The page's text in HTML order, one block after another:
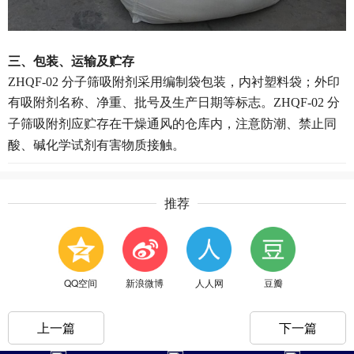
三、包装、运输及贮存
ZHQF-02 分子筛吸附剂采用编制袋包装，内衬塑料袋；外印
有吸附剂名称、净重、批号及生产日期等标志。ZHQF-02 分
子筛吸附剂应贮存在干燥通风的仓库内，注意防潮、禁止同
酸、碱化学试剂有害物质接触。
推荐
QQ空间 新浪微博 人人网 豆瓣
上一篇 下一篇